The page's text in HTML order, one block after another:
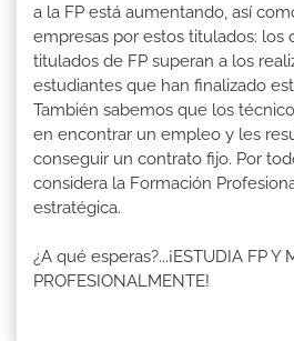
a la FP está aumentando, así
empresas por estos titulados: los
titulados de FP superan a los
estudiantes que han finalizado
También sabemos que los
en encontrar un empleo y les
conseguir un contrato fijo. Por
considera la Formación
estratégica.
¿A qué esperas?...¡ESTUDIA FP Y
PROFESIONALMENTE!